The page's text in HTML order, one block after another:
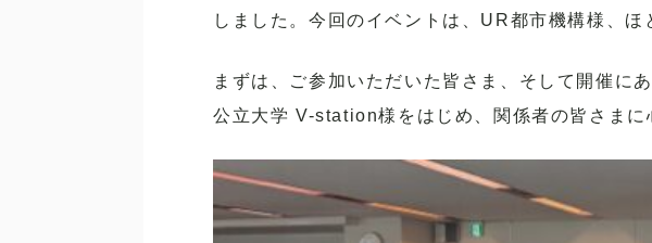
しました。今回のイベントは、UR都市機構様、
まずは、ご参加いただいた皆さま、そして開催に
公立大学 V-station様をはじめ、関係者の皆さまに